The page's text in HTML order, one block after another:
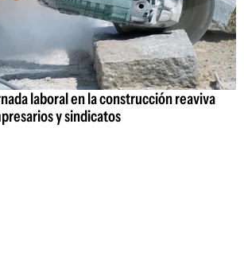
laboral en la construcción reaviva
y sindicatos